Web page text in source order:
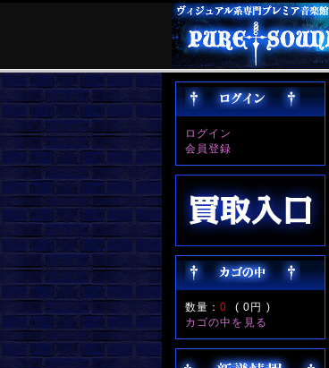
ログイン
会員登録
数量：0 (0円 )
カゴの中を見る